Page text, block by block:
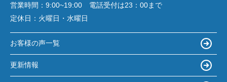
営業時間： 9:00~19:00 電話受付は23：00まで
定休日： 火曜日・水曜日
お客様の声一覧
更新情報